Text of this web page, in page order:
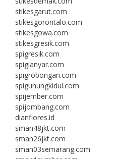
stikesgarut.com
stikesgorontalo.com
stikesgowa.com
stikesgresik.com
spigresik.com
spigianyar.com
spigrobongan.com
spigunungkidul.com
spijember.com
spijombang.com
dianflores.id
sman48jkt.com
sman26jkt.com
sman03semarang.com